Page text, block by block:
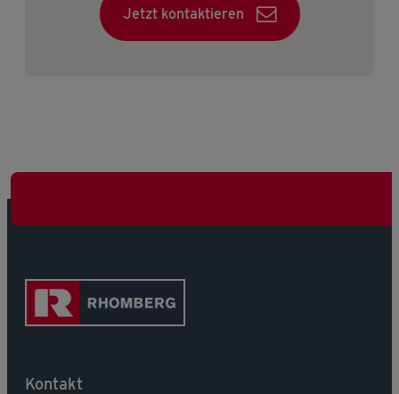
Jetzt kontaktieren
Kontakt